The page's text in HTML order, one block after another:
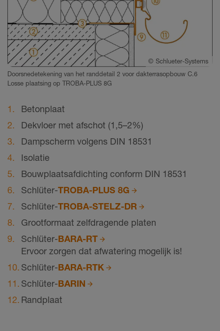
© Schlueter-Systems
Doorsnedetekening van het randdetail 2 voor dakterrasopbouw C.6
Losse plaatsing op TROBA-PLUS 8G
Betonplaat
Dekvloer met afschot (1,5–2%)
Dampscherm volgens DIN 18531
Isolatie
Bouwplaatsafdichting conform DIN 18531
Schlüter-TROBA-PLUS 8G
Schlüter-TROBA-STELZ-DR
Grootformaat zelfdragende platen
Schlüter-BARA-RT
Ervoor zorgen dat afwatering mogelijk is!
Schlüter-BARA-RTK
Schlüter-BARIN
Randplaat